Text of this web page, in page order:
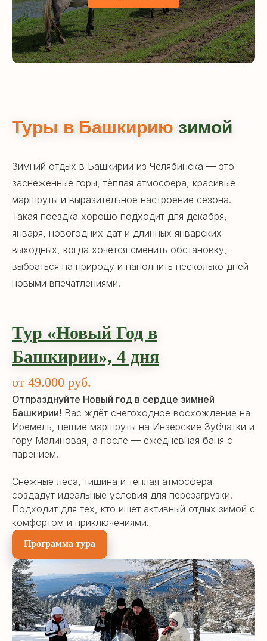
Туры в Башкирию зимой
Зимний отдых в Башкирии из Челябинска — это
заснеженные горы, тёплая атмосфера, красивые
маршруты и выразительное настроение сезона.
Такая поездка хорошо подходит для декабря,
января, новогодних дат и длинных январских
выходных, когда хочется сменить обстановку,
выбраться на природу и наполнить несколько дней
новыми впечатлениями.
Тур «Новый Год в
Башкирии», 4 дня
от 49.000 руб.
Отпразднуйте Новый год в сердце зимней
Башкирии! Вас ждёт снегоходное восхождение на
Иремель, пешие маршруты на Инзерские Зубчатки и
гору Малиновая, а после — ежедневная баня с
парением.
Снежные леса, тишина и тёплая атмосфера
создадут идеальные условия для перезагрузки.
Подходит для тех, кто ищет активный отдых зимой с
комфортом и приключениями.
Программа тура